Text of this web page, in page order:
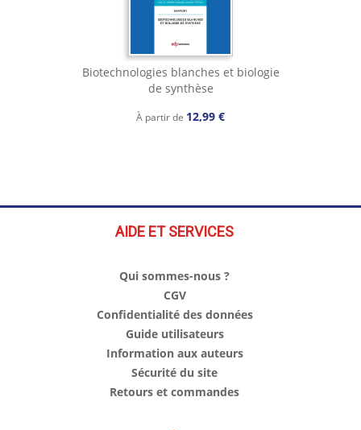
Biotechnologies blanches et biologie
de synthèse
À partir de 12,99 €
AIDE ET SERVICES
Qui sommes-nous ?
CGV
Confidentialité des données
Guide utilisateurs
Information aux auteurs
Sécurité du site
Retours et commandes